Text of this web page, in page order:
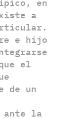
en
a
e hijo
el
de un
ante la